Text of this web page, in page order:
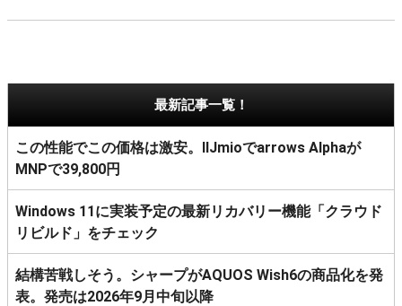
最新記事一覧！
この性能でこの価格は激安。IIJmioでarrows Alphaが
MNPで39,800円
Windows 11に実装予定の最新リカバリー機能「クラウド
リビルド」をチェック
結構苦戦しそう。シャープがAQUOS Wish6の商品化を発
表。発売は2026年9月中旬以降